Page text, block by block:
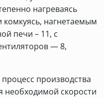
нагреваясь
комкуясь, нагнетаемым
печи – 11, с
— 8,
производства
необходимой скорости